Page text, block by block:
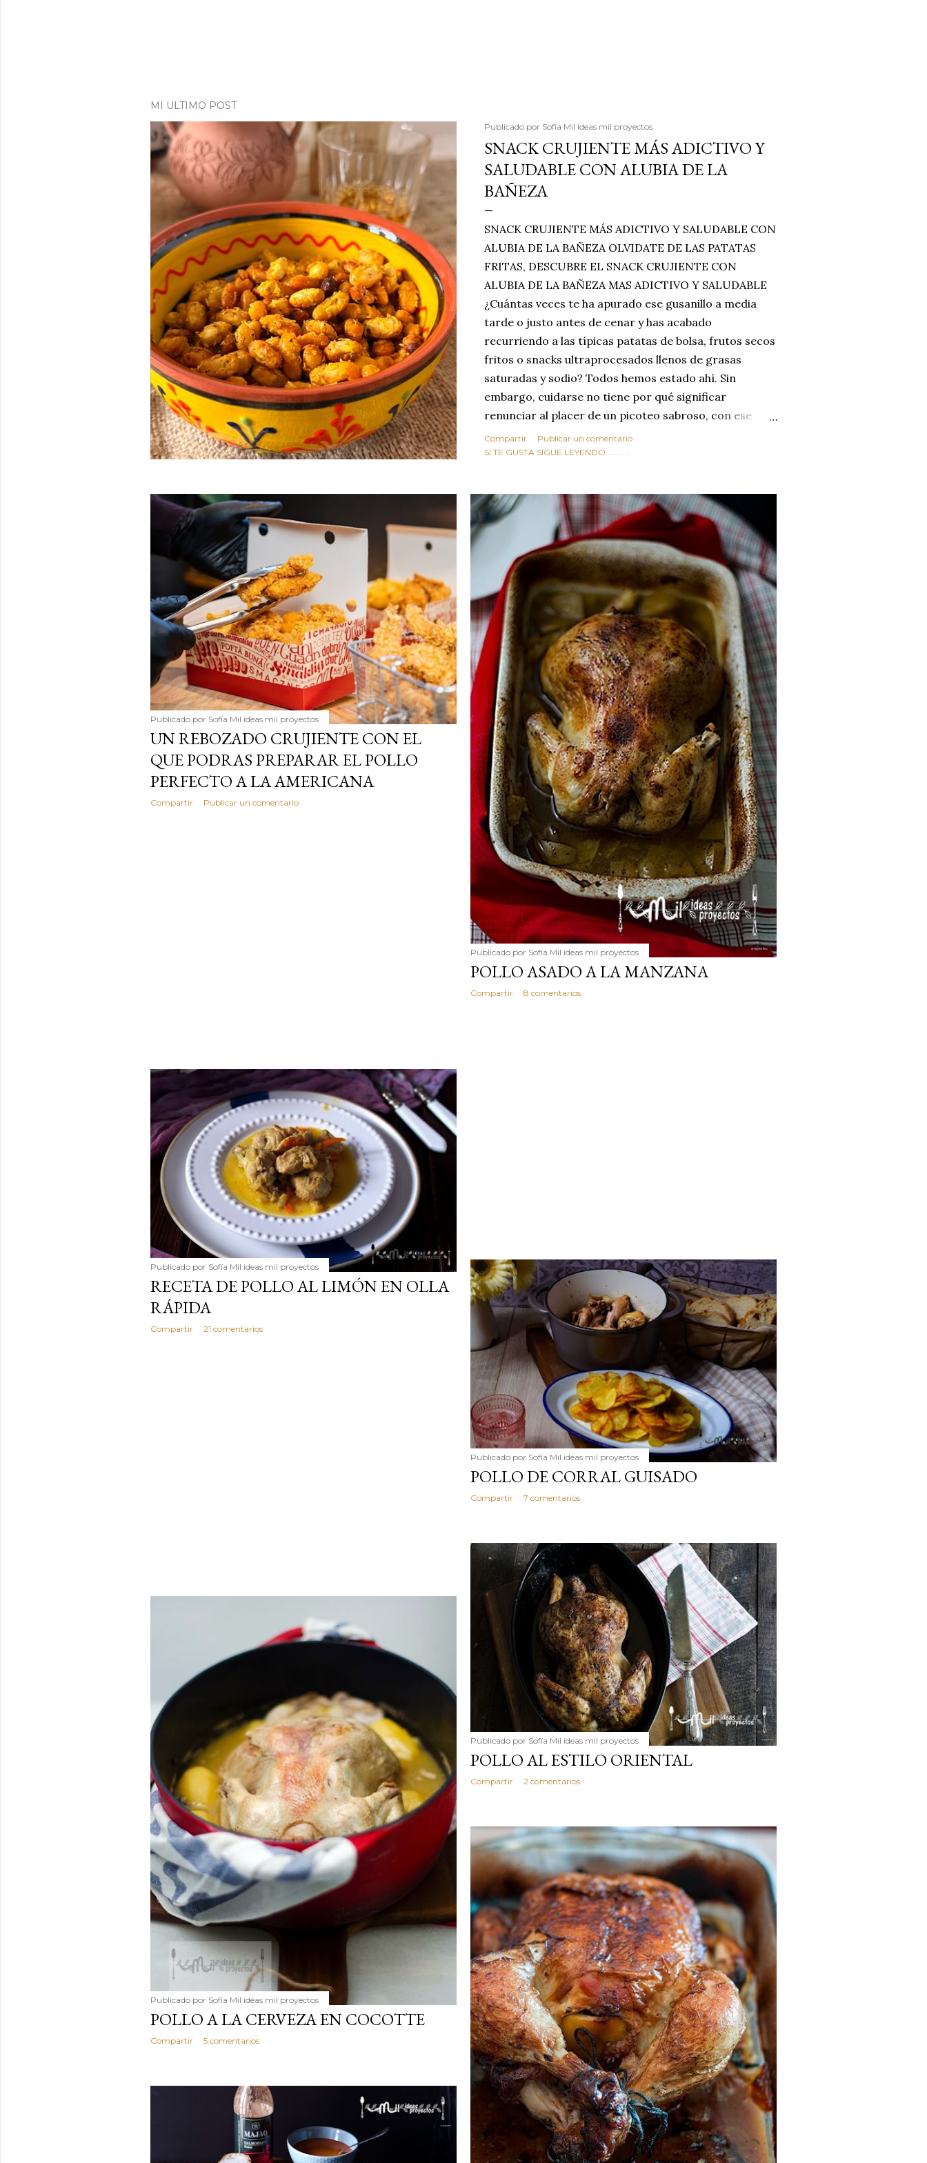
MI ULTIMO POST
Publicado por Sofía Mil ideas mil proyectos
SNACK CRUJIENTE MÁS ADICTIVO Y
SALUDABLE CON ALUBIA DE LA
BAÑEZA
SNACK CRUJIENTE MÁS ADICTIVO Y SALUDABLE CON
ALUBIA DE LA BAÑEZA OLVIDATE DE LAS PATATAS
FRITAS, DESCUBRE EL SNACK CRUJIENTE CON
ALUBIA DE LA BAÑEZA MAS ADICTIVO Y SALUDABLE
¿Cuántas veces te ha apurado ese gusanillo a media
tarde o justo antes de cenar y has acabado
recurriendo a las típicas patatas de bolsa, frutos secos
fritos o snacks ultraprocesados llenos de grasas
saturadas y sodio? Todos hemos estado ahí. Sin
embargo, cuidarse no tiene por qué significar
renunciar al placer de un picoteo sabroso, con ese
toque tostado y crujiente que tanto nos satisface.
Estas alubias crujientes al horno van a cambiar por
tradicionales y copiosos de invierno. Con esta receta
simple pero revolucionaria, transformaremos un
ingrediente tan humilde como la alubia de La Bañeza
en un snack ligero, dorado, cargado de proteína y
100% natural. Es el sustituto perfecto a los frutos se...
Compartir
Publicar un comentario
SI TE GUSTA SIGUE LEYENDO............
Publicado por Sofía Mil ideas mil proyectos
UN REBOZADO CRUJIENTE CON EL
QUE PODRAS PREPARAR EL POLLO
PERFECTO A LA AMERICANA
Compartir Publicar un comentario
Publicado por Sofía Mil ideas mil proyectos
POLLO ASADO A LA MANZANA
Compartir 8 comentarios
Publicado por Sofía Mil ideas mil proyectos
RECETA DE POLLO AL LIMÓN EN OLLA
RÁPIDA
Compartir 21 comentarios
Publicado por Sofía Mil ideas mil proyectos
POLLO DE CORRAL GUISADO
Compartir 7 comentarios
Publicado por Sofía Mil ideas mil proyectos
POLLO AL ESTILO ORIENTAL
Compartir 2 comentarios
Publicado por Sofía Mil ideas mil proyectos
POLLO A LA CERVEZA EN COCOTTE
Compartir 5 comentarios